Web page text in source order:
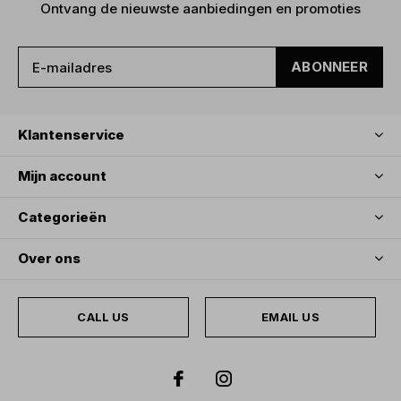
Ontvang de nieuwste aanbiedingen en promoties
ABONNEER
Klantenservice
Mijn account
Categorieën
Over ons
CALL US EMAIL US